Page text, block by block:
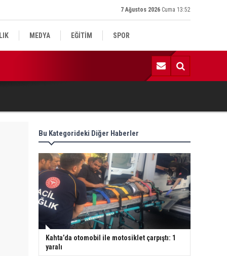
7 Ağustos 2026 Cuma 13:52
MEDYA EĞİTİM SPOR
| Milletvekili Şan: “Bu süreç birlik ve beraberliği
Bu Kategorideki Diğer Haberler
Kahta’da otomobil ile motosiklet çarpıştı: 1
yaralı